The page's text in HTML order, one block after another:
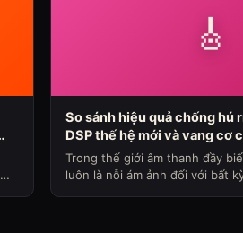
🎸
So sánh hiệu quả chống hú
DSP thế hệ mới và vang cơ
feedback cũ tại Bảo Hùng
máy ngày 336)
Trong thế giới âm thanh đầy
luôn là nỗi ám ảnh đối với bất